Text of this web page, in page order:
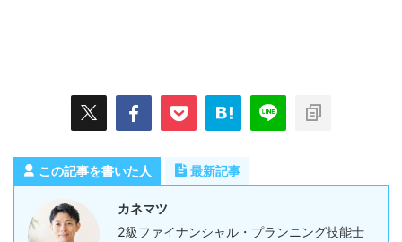
この記事を書いた人 最新記事
カネマツ
2級ファイナンシャル・プランニング技能士